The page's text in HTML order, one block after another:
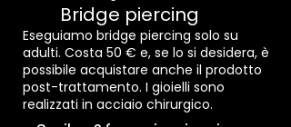
Bridge piercing
Eseguiamo bridge piercing solo su
adulti. Costa 50 € e, se lo si desidera, è
possibile acquistare anche il prodotto
post-trattamento. I gioielli sono
realizzati in acciaio chirurgico.